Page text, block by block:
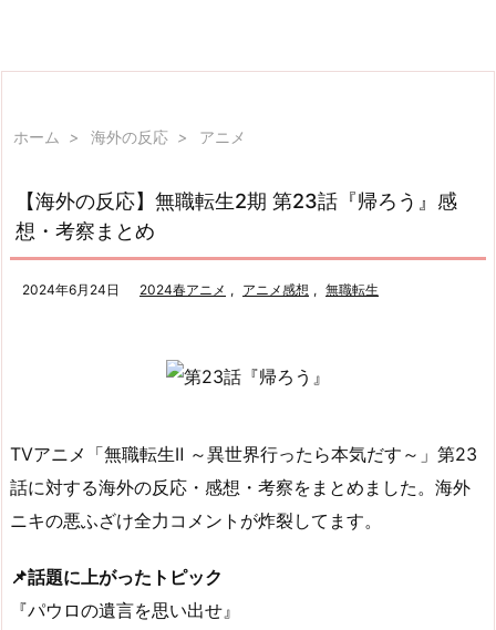
ホーム > 海外の反応 > アニメ
【海外の反応】無職転生2期 第23話『帰ろう』感
想・考察まとめ
2024年6月24日 2024春アニメ , アニメ感想 , 無職転生
TVアニメ「無職転生Ⅱ ～異世界行ったら本気だす～」第23
話に対する海外の反応・感想・考察をまとめました。海外
ニキの悪ふざけ全力コメントが炸裂してます。
📌話題に上がったトピック
『パウロの遺言を思い出せ』